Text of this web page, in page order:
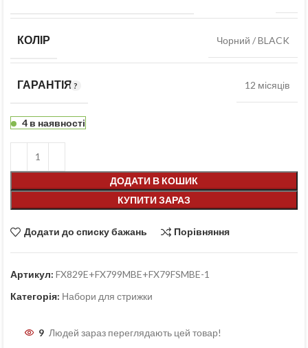
КОЛІР Чорний / BLACK
ГАРАНТІЯ 12 місяців
4 в наявності
ДОДАТИ В КОШИК
КУПИТИ ЗАРАЗ
Додати до списку бажань Порівняння
Артикул: FX829E+FX799MBE+FX79FSMBE-1
Категорія: Набори для стрижки
9 Людей зараз переглядають цей товар!